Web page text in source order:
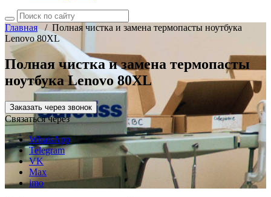
Главная/ Полная чистка и замена термопасты ноутбука
Lenovo 80XL
Полная чистка и замена термопасты
ноутбука Lenovo 80XL
Заказать через звонок
Связаться через
WhatsApp
Telegram
VK
Max
imo